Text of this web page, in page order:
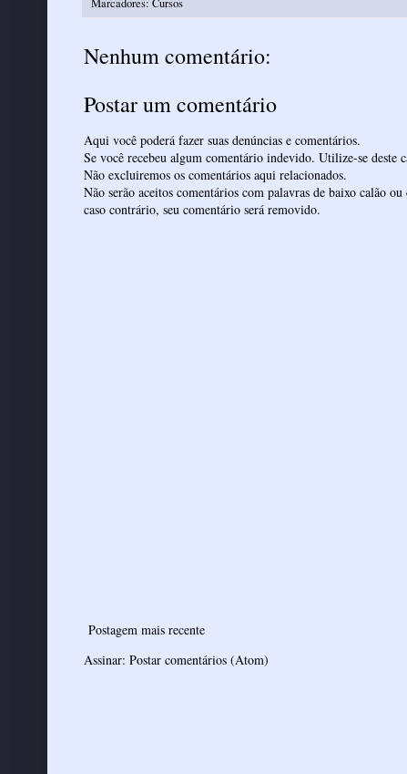
Marcadores: Cursos
Nenhum comentário:
Postar um comentário
Aqui você poderá fazer suas denúncias e comentários.
Se você recebeu algum comentário indevido. Utilize-se deste
Não excluiremos os comentários aqui relacionados.
Não serão aceitos comentários com palavras de baixo calão
caso contrário, seu comentário será removido.
Postagem mais recente
Assinar: Postar comentários (Atom)